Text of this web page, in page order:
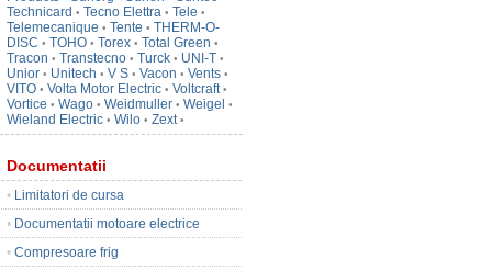
Technicard • Tecno Elettra • Tele •
Telemecanique • Tente • THERM-O-
DISC • TOHO • Torex • Total Green •
Tracon • Transtecno • Turck • UNI-T •
Unior • Unitech • V S • Vacon • Vents •
VITO • Volta Motor Electric • Voltcraft •
Vortice • Wago • Weidmuller • Weigel •
Wieland Electric • Wilo • Zext •
Documentatii
• Limitatori de cursa
• Documentatii motoare electrice
• Compresoare frig